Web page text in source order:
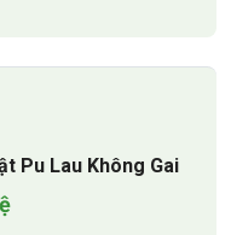
Pu Lau Không Gai